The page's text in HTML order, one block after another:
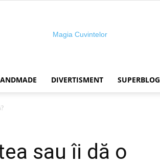
DIVERTISMENT SUPERBLOG
sau îi dă o